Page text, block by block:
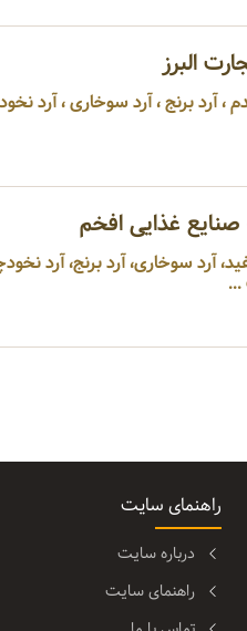
البرز
، آرد برنج ، آرد سوخاری ، آرد
غذایی افخم
آرد سوخاری، آرد برنج، آرد
راهنمای سایت
درباره سایت
راهنمای سایت